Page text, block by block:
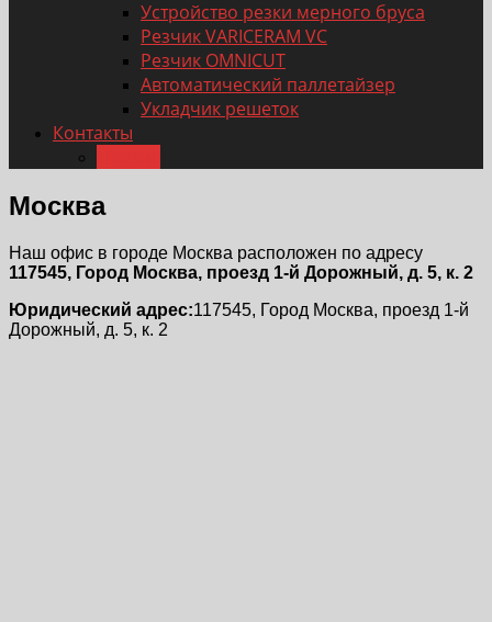
Устройство резки мерного бруса
Резчик VARICERAM VC
Резчик OMNICUT
Автоматический паллетайзер
Укладчик решеток
Контакты
Москва
Наш офис в городе Москва расположен по адресу
117545, Город Москва, проезд 1-й Дорожный, д. 5, к. 2
Юридический адрес:117545, Город Москва, проезд 1-й
Дорожный, д. 5, к. 2